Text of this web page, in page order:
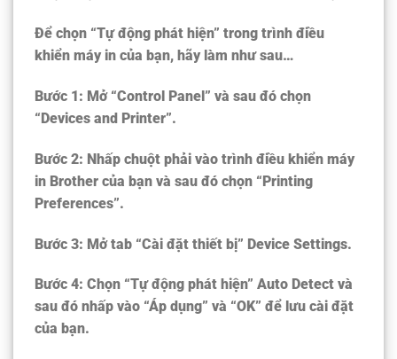
Để chọn “Tự động phát hiện” trong trình điều
khiển máy in của bạn, hãy làm như sau…
Bước 1: Mở “Control Panel” và sau đó chọn
“Devices and Printer”.
Bước 2: Nhấp chuột phải vào trình điều khiển máy
in Brother của bạn và sau đó chọn “Printing
Preferences”.
Bước 3: Mở tab “Cài đặt thiết bị” Device Settings.
Bước 4: Chọn “Tự động phát hiện” Auto Detect và
sau đó nhấp vào “Áp dụng” và “OK” để lưu cài đặt
của bạn.